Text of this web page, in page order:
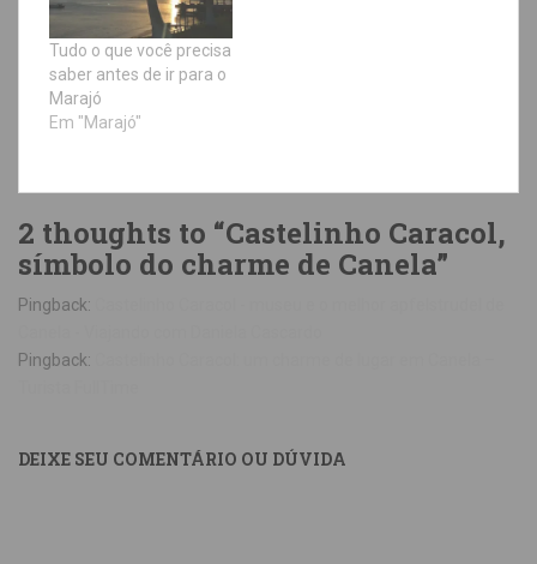
Tudo o que você precisa
saber antes de ir para o
Marajó
Em "Marajó"
2 thoughts to “Castelinho Caracol,
símbolo do charme de Canela”
Pingback:
Pingback:
DEIXE SEU COMENTÁRIO OU DÚVIDA